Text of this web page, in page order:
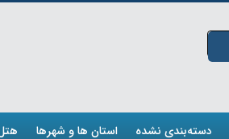
دسته‌بندی نشده استان ها و شهرها